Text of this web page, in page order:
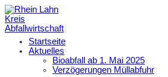
Startseite
Aktuelles
Bioabfall ab 1. Mai 2025
Verzögerungen Müllabfuhr